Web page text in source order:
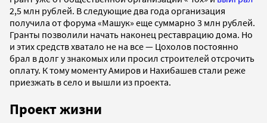
2,5 млн рублей. В следующие два года организация
получила от форума «Машук» еще суммарно 3 млн рублей.
Гранты позволили начать наконец реставрацию дома. Но
и этих средств хватало не на все — Цохолов постоянно
брал в долг у знакомых или просил строителей отсрочить
оплату. К тому моменту Амиров и Нахибашев стали реже
приезжать в село и вышли из проекта.
Проект жизни